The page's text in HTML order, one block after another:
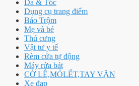
Da & Tóc
Dụng cụ trang điểm
Báo Trộm
Mẹ và bé
Thú cưng
Vật tư y tế
Rèm cửa tự động
Máy rửa bát
CỜ LÊ,MỎLẾT,TAY VẶN
Xe đạp